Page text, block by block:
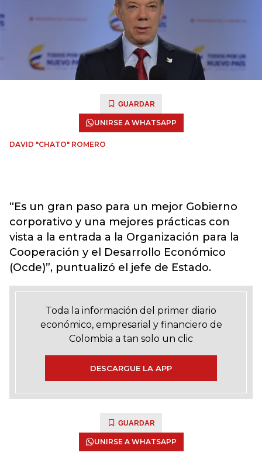
GUARDAR
UNIRSE A WHATSAPP
DAVID "CHATO" ROMERO
“Es un gran paso para un mejor Gobierno
corporativo y una mejores prácticas con
vista a la entrada a la Organización para la
Cooperación y el Desarrollo Económico
(Ocde)”, puntualizó el jefe de Estado.
Toda la información del primer diario
económico, empresarial y financiero de
Colombia a tan solo un clic
DESCARGUE LA APP
GUARDAR
UNIRSE A WHATSAPP